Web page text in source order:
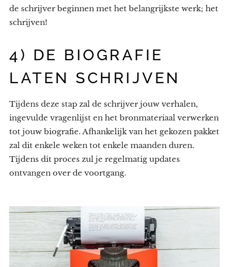
de schrijver beginnen met het belangrijkste werk; het
schrijven!
4) DE BIOGRAFIE
LATEN SCHRIJVEN
Tijdens deze stap zal de schrijver jouw verhalen,
ingevulde vragenlijst en het bronmateriaal verwerken
tot jouw biografie. Afhankelijk van het gekozen pakket
zal dit enkele weken tot enkele maanden duren.
Tijdens dit proces zul je regelmatig updates
ontvangen over de voortgang.